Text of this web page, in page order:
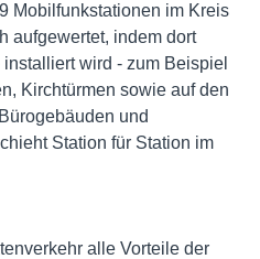
Mobilfunkstationen im Kreis
aufgewertet, indem dort
wird - zum Beispiel
Kirchtürmen sowie auf den
und
Station für Station im
alle Vorteile der